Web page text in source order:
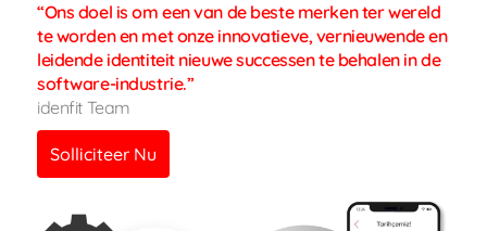
“Ons doel is om een van de beste merken ter wereld
te worden en met onze innovatieve, vernieuwende en
leidende identiteit nieuwe successen te behalen in de
software-industrie.”
idenfit Team
Solliciteer Nu